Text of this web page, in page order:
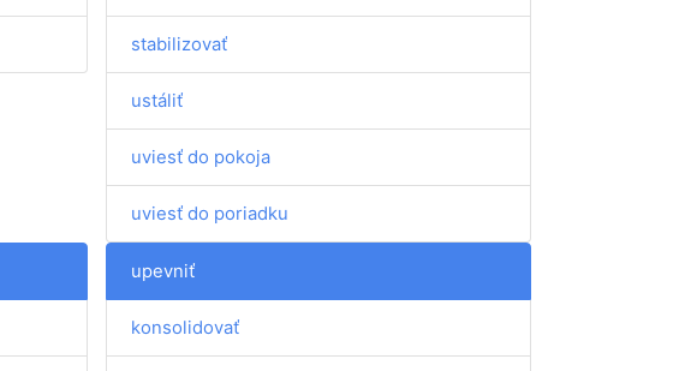
stabilizovať
ustáliť
uviesť do pokoja
uviesť do poriadku
upevniť
konsolidovať